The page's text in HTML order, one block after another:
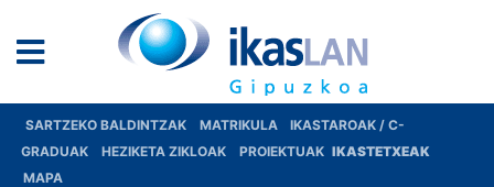
SARTZEKO BALDINTZAK MATRIKULA
IKASTAROAK / C-
GRADUAK
HEZIKETA ZIKLOAK PROIEKTUAK IKASTETXEAK
MAPA